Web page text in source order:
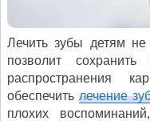
Лечить зубы детям
позволит
распространения
обеспечить лечение
плохих